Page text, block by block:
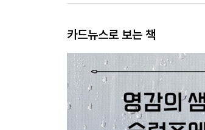
카드뉴스로 보는 책